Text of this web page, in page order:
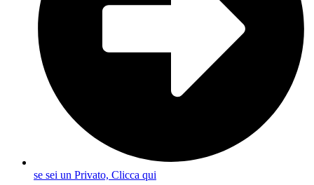
se sei un Privato, Clicca qui